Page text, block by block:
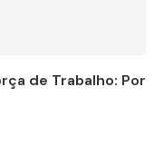
de Trabalho: Por